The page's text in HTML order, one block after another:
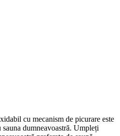
cu mecanism de picurare este
dumneavoastră. Umpleți